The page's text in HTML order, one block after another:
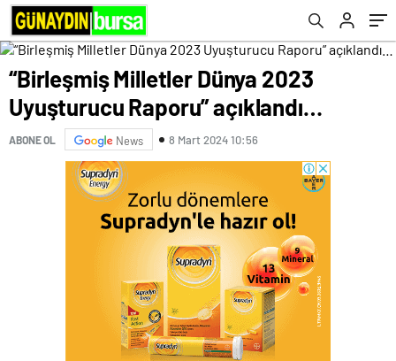
“Birleşmiş Milletler Dünya 2023
Uyuşturucu Raporu” açıklandı…
ABONE OL News 8 Mart 2024 10:56